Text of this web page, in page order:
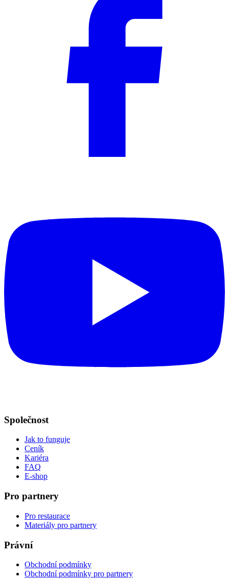
Společnost
Jak to funguje
Ceník
Kariéra
FAQ
E-shop
Pro partnery
Pro restaurace
Materiály pro partnery
Právní
Obchodní podmínky
Obchodní podmínky pro partnery